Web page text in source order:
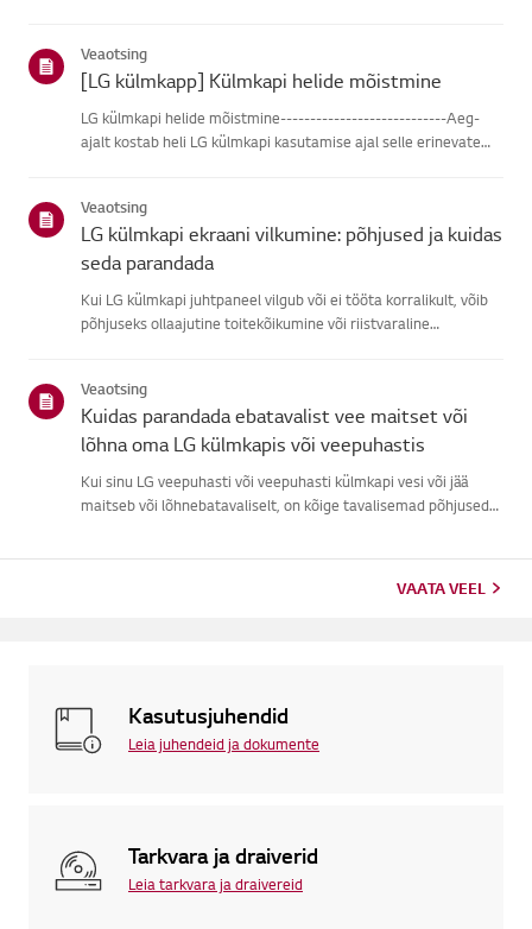
...
Veaotsing
[LG külmkapp] Külmkapi helide mõistmine
LG külmkapi helide mõistmine----------------------------Aeg-
ajalt kostab heli LG külmkapi kasutamise ajal selle erinevate
ku...
Veaotsing
LG külmkapi ekraani vilkumine: põhjused ja kuidas
seda parandada
Kui LG külmkapi juhtpaneel vilgub või ei tööta korralikult, võib
põhjuseks ollaajutine toitekõikumine või riistvaraline
Veaotsing
Kuidas parandada ebatavalist vee maitset või
lõhna oma LG külmkapis või veepuhastis
Kui sinu LG veepuhasti või veepuhasti külmkapi vesi või jää
maitseb või lõhnebatavaliselt, on kõige tavalisemad põhjused
VAATA VEEL
Kasutusjuhendid
Leia juhendeid ja dokumente
Tarkvara ja draiverid
Leia tarkvara ja draivereid